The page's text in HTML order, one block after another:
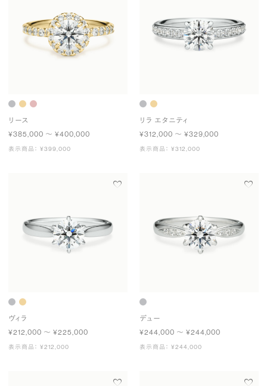
リース
¥385,000 〜 ¥400,000
表示商品： ¥399,000
リラ エタニティ
¥312,000 〜 ¥329,000
表示商品： ¥312,000
ヴィラ
¥212,000 〜 ¥225,000
表示商品： ¥212,000
デュー
¥244,000 〜 ¥244,000
表示商品： ¥244,000